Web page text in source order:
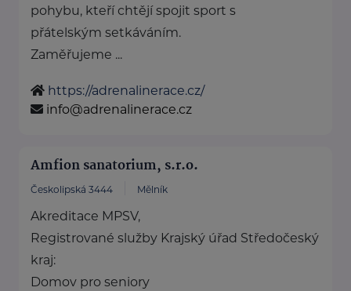
pohybu, kteří chtějí spojit sport s
přátelským setkáváním.
Zaměřujeme ...
https://adrenalinerace.cz/
info@adrenalinerace.cz
Amfion sanatorium, s.r.o.
Českolipská 3444 Mělník
Akreditace MPSV,
Registrované služby Krajský úřad Středočeský
kraj:
Domov pro seniory